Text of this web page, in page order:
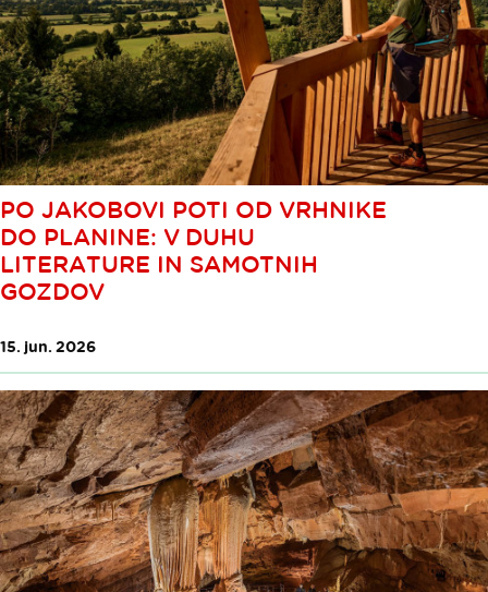
PO JAKOBOVI POTI OD VRHNIKE
DO PLANINE: V DUHU
LITERATURE IN SAMOTNIH
GOZDOV
15. jun. 2026